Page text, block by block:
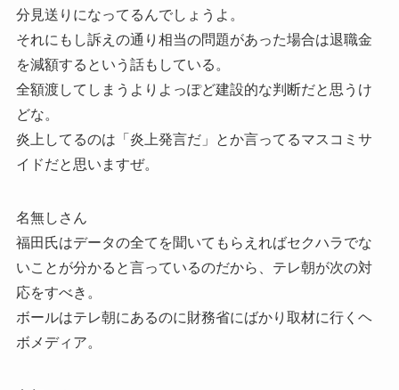
分見送りになってるんでしょうよ。
それにもし訴えの通り相当の問題があった場合は退職金
を減額するという話もしている。
全額渡してしまうよりよっぽど建設的な判断だと思うけ
どな。
炎上してるのは「炎上発言だ」とか言ってるマスコミサ
イドだと思いますぜ。
名無しさん
福田氏はデータの全てを聞いてもらえればセクハラでな
いことが分かると言っているのだから、テレ朝が次の対
応をすべき。
ボールはテレ朝にあるのに財務省にばかり取材に行くヘ
ボメディア。